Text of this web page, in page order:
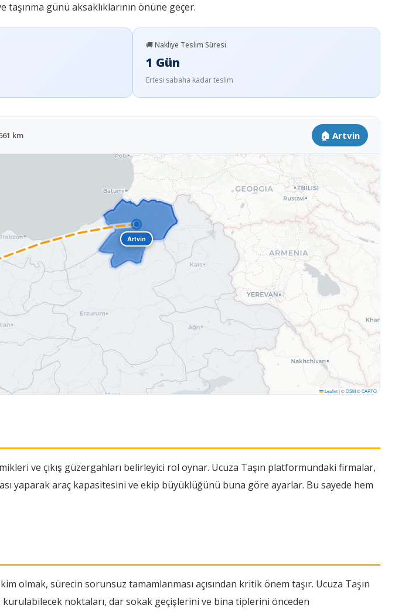
günü aksaklıklarının önüne geçer.
🚚 Nakliye Teslim Süresi
1 Gün
Ertesi sabaha kadar teslim
km 🏠 Artvin
Artvin
Leaflet|©OSM©CARTO
ve çıkış güzergahları belirleyici rol oynar. Ucuza Taşın platformundaki firmalar,
yaparak araç kapasitesini ve ekip büyüklüğünü buna göre ayarlar. Bu sayede hem
olmak, sürecin sorunsuz tamamlanması açısından kritik önem taşır. Ucuza Taşın
kurulabilecek noktaları, dar sokak geçişlerini ve bina tiplerini önceden